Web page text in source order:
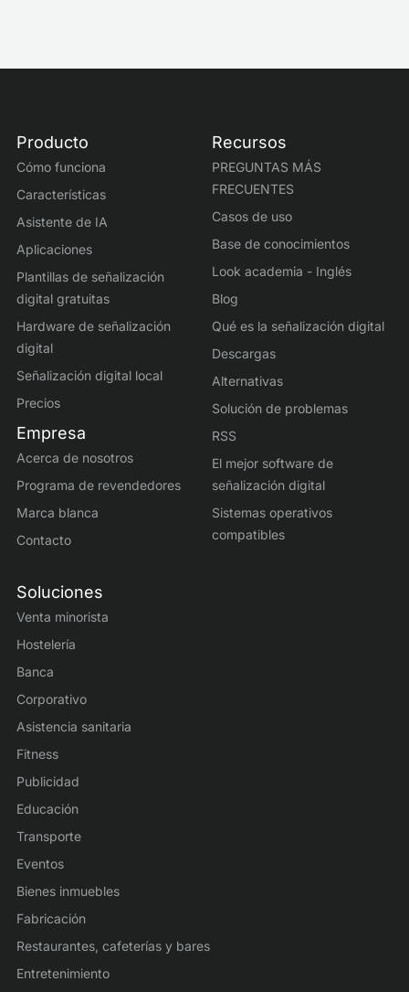
Producto
Cómo funciona
Características
Asistente de IA
Aplicaciones
Plantillas de señalización
digital gratuitas
Hardware de señalización
digital
Señalización digital local
Precios
Empresa
Acerca de nosotros
Programa de revendedores
Marca blanca
Contacto
Soluciones
Venta minorista
Hostelería
Banca
Corporativo
Asistencia sanitaria
Fitness
Publicidad
Educación
Transporte
Eventos
Bienes inmuebles
Fabricación
Restaurantes, cafeterías y bares
Entretenimiento
Recursos
PREGUNTAS MÁS
FRECUENTES
Casos de uso
Base de conocimientos
Look academia - Inglés
Blog
Qué es la señalización digital
Descargas
Alternativas
Solución de problemas
RSS
El mejor software de
señalización digital
Sistemas operativos
compatibles